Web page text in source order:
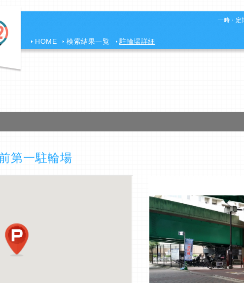
一時・定
HOME 検索結果一覧 駐輪場詳細
第一駐輪場